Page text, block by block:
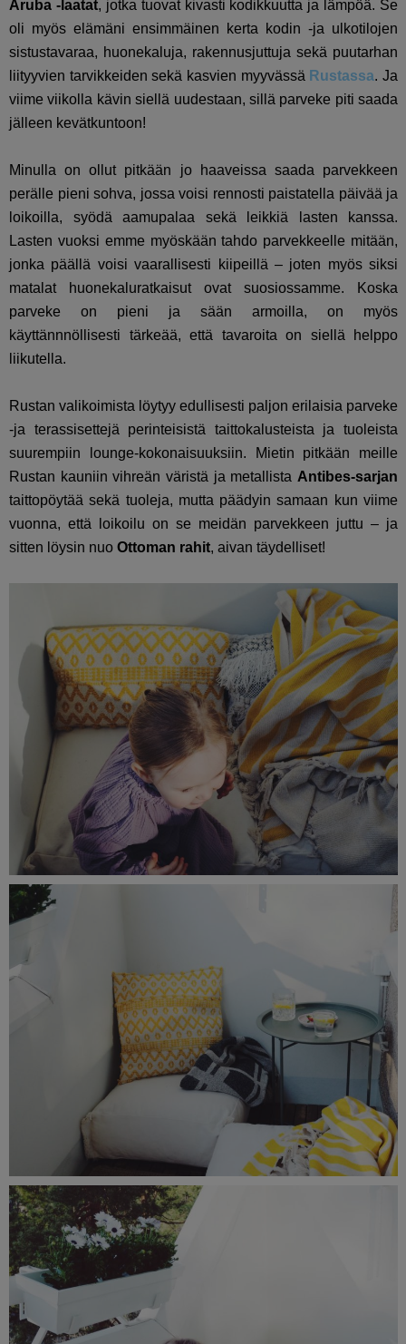
Aruba -laatat, jotka tuovat kivasti kodikkuutta ja lämpöä. Se
oli myös elämäni ensimmäinen kerta kodin -ja ulkotilojen
sistustavaraa, huonekaluja, rakennusjuttuja sekä puutarhan
liityyvien tarvikkeiden sekä kasvien myyvässä Rustassa. Ja
viime viikolla kävin siellä uudestaan, sillä parveke piti saada
jälleen kevätkuntoon!
Minulla on ollut pitkään jo haaveissa saada parvekkeen
perälle pieni sohva, jossa voisi rennosti paistatella päivää ja
loikoilla, syödä aamupalaa sekä leikkiä lasten kanssa.
Lasten vuoksi emme myöskään tahdo parvekkeelle mitään,
jonka päällä voisi vaarallisesti kiipeillä – joten myös siksi
matalat huonekaluratkaisut ovat suosiossamme. Koska
parveke on pieni ja sään armoilla, on myös
käyttännnöllisesti tärkeää, että tavaroita on siellä helppo
liikutella.
Rustan valikoimista löytyy edullisesti paljon erilaisia parveke
-ja terassisettejä perinteisistä taittokalusteista ja tuoleista
suurempiin lounge-kokonaisuuksiin. Mietin pitkään meille
Rustan kauniin vihreän väristä ja metallista Antibes-sarjan
taittopöytää sekä tuoleja, mutta päädyin samaan kun viime
vuonna, että loikoilu on se meidän parvekkeen juttu – ja
sitten löysin nuo Ottoman rahit, aivan täydelliset!